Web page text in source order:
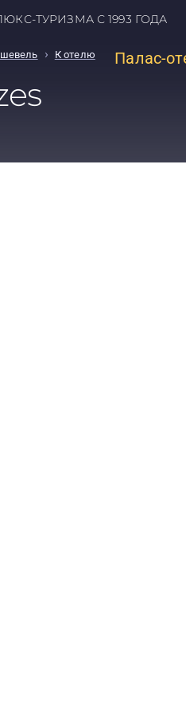
ТУРИЗМА С 1993 ГОДА
Палас-
› К отелю